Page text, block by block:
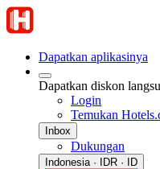
Dapatkan aplikasinya
Dapatkan diskon
Login
Temukan
Inbox
Dukungan
Indonesia · IDR · ID